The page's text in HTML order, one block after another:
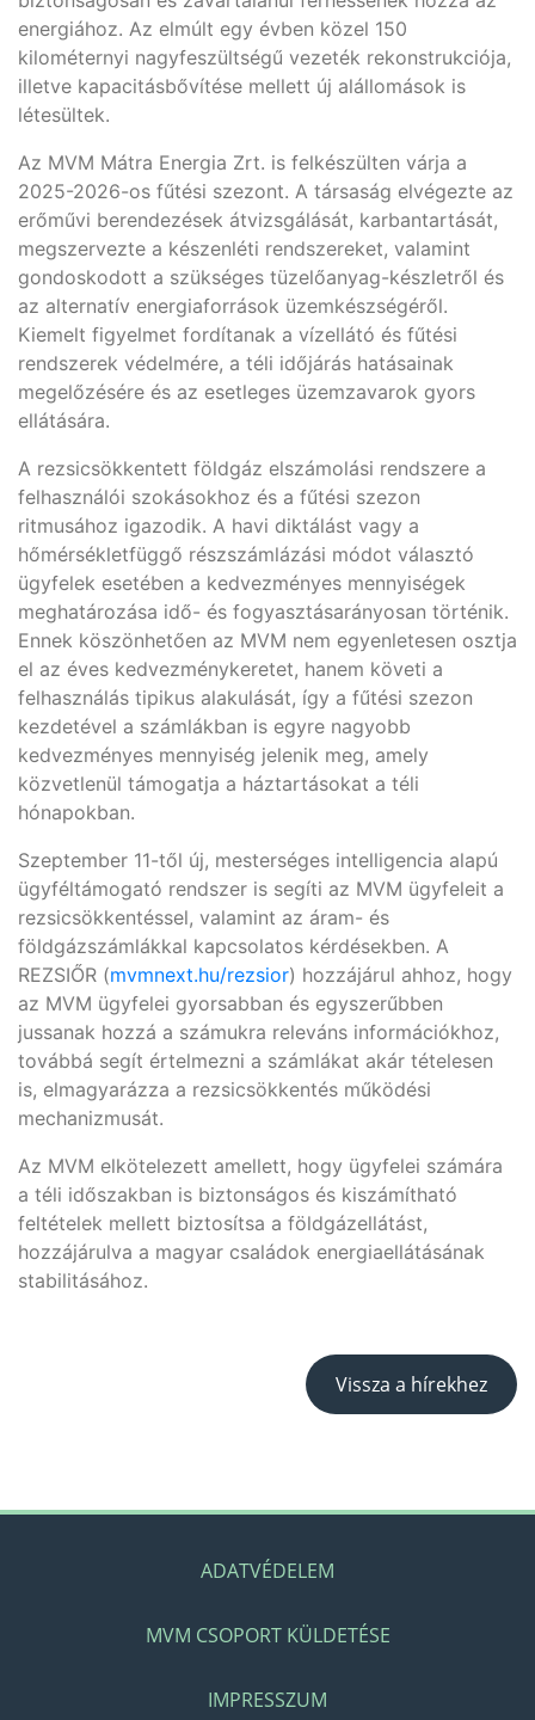
energiához. Az elmúlt egy évben közel 150
kilométernyi nagyfeszültségű vezeték rekonstrukciója,
illetve kapacitásbővítése mellett új alállomások is
létesültek.
Az MVM Mátra Energia Zrt. is felkészülten várja a
2025-2026-os fűtési szezont. A társaság elvégezte az
erőművi berendezések átvizsgálását, karbantartását,
megszervezte a készenléti rendszereket, valamint
gondoskodott a szükséges tüzelőanyag-készletről és
az alternatív energiaforrások üzemkészségéről.
Kiemelt figyelmet fordítanak a vízellátó és fűtési
rendszerek védelmére, a téli időjárás hatásainak
megelőzésére és az esetleges üzemzavarok gyors
ellátására.
A rezsicsökkentett földgáz elszámolási rendszere a
felhasználói szokásokhoz és a fűtési szezon
ritmusához igazodik. A havi diktálást vagy a
hőmérsékletfüggő részszámlázási módot választó
ügyfelek esetében a kedvezményes mennyiségek
meghatározása idő- és fogyasztásarányosan történik.
Ennek köszönhetően az MVM nem egyenletesen osztja
el az éves kedvezménykeretet, hanem követi a
felhasználás tipikus alakulását, így a fűtési szezon
kezdetével a számlákban is egyre nagyobb
kedvezményes mennyiség jelenik meg, amely
közvetlenül támogatja a háztartásokat a téli
hónapokban.
Szeptember 11-től új, mesterséges intelligencia alapú
ügyféltámogató rendszer is segíti az MVM ügyfeleit a
rezsicsökkentéssel, valamint az áram- és
földgázszámlákkal kapcsolatos kérdésekben. A
REZSIŐR (mvmnext.hu/rezsior) hozzájárul ahhoz, hogy
az MVM ügyfelei gyorsabban és egyszerűbben
jussanak hozzá a számukra releváns információkhoz,
továbbá segít értelmezni a számlákat akár tételesen
is, elmagyarázza a rezsicsökkentés működési
mechanizmusát.
Az MVM elkötelezett amellett, hogy ügyfelei számára
a téli időszakban is biztonságos és kiszámítható
feltételek mellett biztosítsa a földgázellátást,
hozzájárulva a magyar családok energiaellátásának
stabilitásához.
Vissza a hírekhez
ADATVÉDELEM
MVM CSOPORT KÜLDETÉSE
IMPRESSZUM